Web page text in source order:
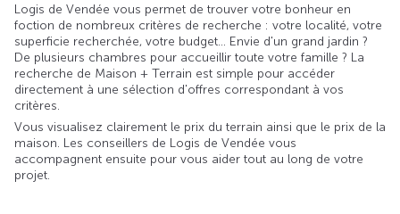
Logis de Vendée vous permet de trouver votre bonheur en
foction de nombreux critères de recherche : votre localité, votre
superficie recherchée, votre budget... Envie d'un grand jardin ?
De plusieurs chambres pour accueillir toute votre famille ? La
recherche de Maison + Terrain est simple pour accéder
directement à une sélection d'offres correspondant à vos
critères.
Vous visualisez clairement le prix du terrain ainsi que le prix de la
maison. Les conseillers de Logis de Vendée vous
accompagnent ensuite pour vous aider tout au long de votre
projet.